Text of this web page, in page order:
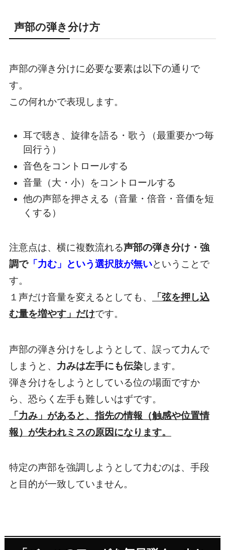
声部の弾き分け方
声部の弾き分けに必要な要素は以下の通りで
す。
この何れかで表現します。
耳で聴き、旋律を語る・歌う（最重要かつ毎
回行う）
音色をコントロールする
音量（大・小）をコントロールする
他の声部を押さえる（音量・倍音・音価を短
くする）
注意点は、横に複数流れる声部の弾き分け・強
調で「力む」という選択肢が無いということで
す。
１声だけ音量を変えるとしても、
「弦を押し込
む量を増やす」だけです。
声部の弾き分けをしようとして、誤って力んで
しまうと、 力みは左手にも伝染します。
弾き分けをしようとしている位の場面ですか
ら、恐らく左手も難しいはずです。
「力み」があると、指先の情報（触感や位置情
報）が失われミスの原因になります。
特定の声部を強調しようとして力むのは、手段
と目的が一致していません。